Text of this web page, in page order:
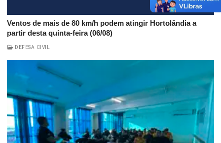
Ventos de mais de 80 km/h podem atingir Hortolândia a
partir desta quinta-feira (06/08)
DEFESA CIVIL